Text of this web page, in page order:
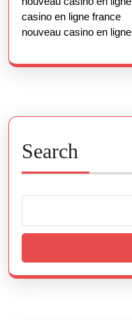
casino en ligne france
nouveau casino en ligne
Search